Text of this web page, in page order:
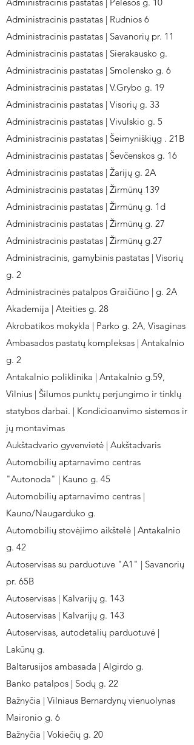
Administracinis pastatas | Rudnios 6
Administracinis pastatas | Savanorių pr. 11
Administracinis pastatas | Sierakausko g.
Administracinis pastatas | Smolensko g. 6
Administracinis pastatas | V.Grybo g. 19
Administracinis pastatas | Visorių g. 33
Administracinis pastatas | Vivulskio g. 5
Administracinis pastatas | Šeimyniškiųg . 21B
Administracinis pastatas | Ševčenskos g. 16
Administracinis pastatas | Žarijų g. 2A
Administracinis pastatas | Žirmūnų 139
Administracinis pastatas | Žirmūnų g. 1d
Administracinis pastatas | Žirmūnų g. 27
Administracinis pastatas | Žirmūnų g.27
Administracinis, gamybinis pastatas | Visorių
g. 2
Administracinės patalpos Graičiūno | g. 2A
Akademija | Ateities g. 28
Akrobatikos mokykla | Parko g. 2A, Visaginas
Ambasados pastatų kompleksas | Antakalnio
g. 2
Antakalnio poliklinika | Antakalnio g.59,
Vilnius | Šilumos punktų perjungimo ir tinklų
statybos darbai. | Kondicioanvimo sistemos ir
jų montavimas
Aukštadvario gyvenvietė | Aukštadvaris
Automobilių aptarnavimo centras
"Autonoda" | Kauno g. 45
Automobilių aptarnavimo centras |
Kauno/Naugarduko g.
Automobilių stovėjimo aikštelė | Antakalnio
g. 42
Autoservisas su parduotuve "A1" | Savanorių
pr. 65B
Autoservisas | Kalvarijų g. 143
Autoservisas | Kalvarijų g. 143
Autoservisas, autodetalių parduotuvė |
Lakūnų g.
Baltarusijos ambasada | Algirdo g.
Banko patalpos | Sodų g. 22
Bažnyčia | Vilniaus Bernardynų vienuolynas
Maironio g. 6
Bažnyčia | Vokiečių g. 20